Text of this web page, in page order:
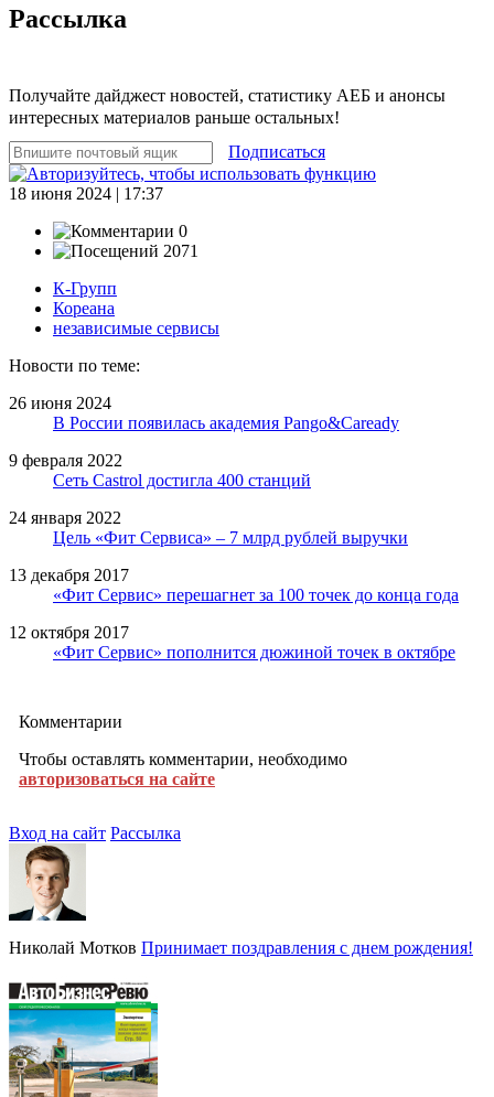
Рассылка
Получайте дайджест новостей, статистику АЕБ и анонсы
интересных материалов раньше остальных!
Подписаться
18 июня 2024 | 17:37
0
2071
К-Групп
Кореана
независимые сервисы
Новости по теме:
26 июня 2024
В России появилась академия Pango&Caready
9 февраля 2022
Сеть Castrol достигла 400 станций
24 января 2022
Цель «Фит Сервиса» – 7 млрд рублей выручки
13 декабря 2017
«Фит Сервис» перешагнет за 100 точек до конца года
12 октября 2017
«Фит Сервис» пополнится дюжиной точек в октябре
Комментарии
Чтобы оставлять комментарии, необходимо
авторизоваться на сайте
Вход на сайт Рассылка
Николай Мотков Принимает поздравления с днем рождения!